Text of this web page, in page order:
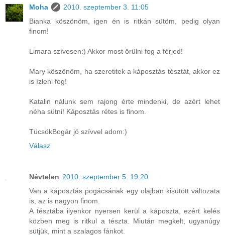
Moha
2010. szeptember 3. 11:05
Bianka köszönöm, igen én is ritkán sütöm, pedig olyan
finom!
Limara szívesen:) Akkor most örülni fog a férjed!
Mary köszönöm, ha szeretitek a káposztás tésztát, akkor ez
is ízleni fog!
Katalin nálunk sem rajong érte mindenki, de azért lehet
néha sütni! Káposztás rétes is finom.
TücsökBogár jó szívvel adom:)
Válasz
Névtelen 2010. szeptember 5. 19:20
Van a káposztás pogácsának egy olajban kisütött változata
is, az is nagyon finom.
A tésztába ilyenkor nyersen kerül a káposzta, ezért kelés
közben meg is ritkul a tészta. Miután megkelt, ugyanúgy
sütjük, mint a szalagos fánkot.